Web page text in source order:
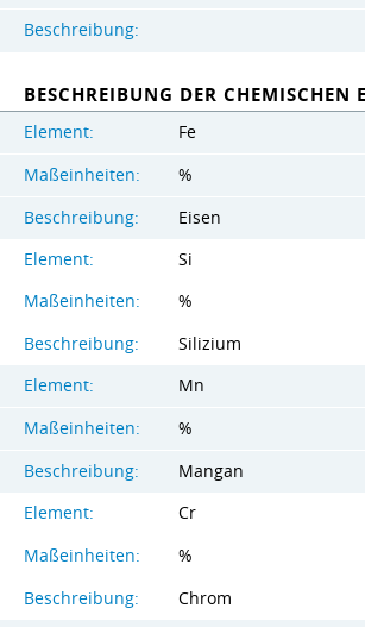
Beschreibung:
BESCHREIBUNG DER CHEMISCHEN
Element:
Fe
Maßeinheiten:
%
Beschreibung:
Eisen
Element:
Si
Maßeinheiten:
%
Beschreibung:
Silizium
Element:
Mn
Maßeinheiten:
%
Beschreibung:
Mangan
Element:
Cr
Maßeinheiten:
%
Beschreibung:
Chrom